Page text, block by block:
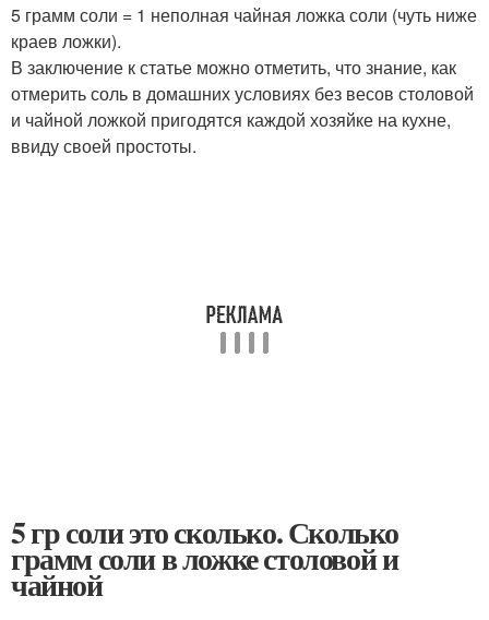
5 грамм соли = 1 неполная чайная ложка соли (чуть ниже
краев ложки).
В заключение к статье можно отметить, что знание, как
отмерить соль в домашних условиях без весов столовой
и чайной ложкой пригодятся каждой хозяйке на кухне,
ввиду своей простоты.
5 гр соли это сколько. Сколько
грамм соли в ложке столовой и
чайной